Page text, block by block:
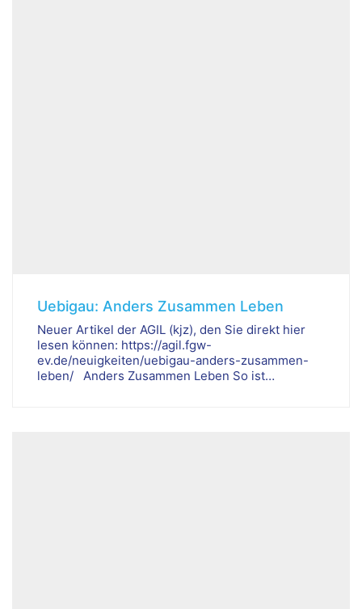
Uebigau: Anders Zusammen Leben
Neuer Artikel der AGIL (kjz), den Sie direkt hier
lesen können: https://agil.fgw-
ev.de/neuigkeiten/uebigau-anders-zusammen-
leben/ Anders Zusammen Leben So ist…